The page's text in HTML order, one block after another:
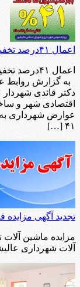
اعمال ۴۱درصد تخفیف عوارض شهرداری تا نیمه خرداد در عالیشهر
اعمال
به گزارش روابط
دکتر قائدی شهردار
اقتصادی شهر و
عوارض شهرداری
۴۱ […]
تجدید آگهی
مزایده ماشین
آلات شهرداری